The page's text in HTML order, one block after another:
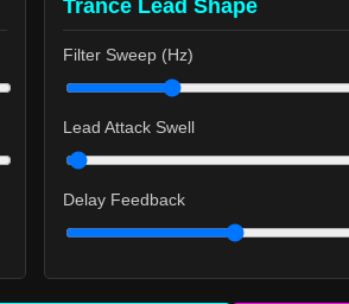
Trance Lead Shape
Filter Sweep (Hz)
Lead Attack Swell
Delay Feedback